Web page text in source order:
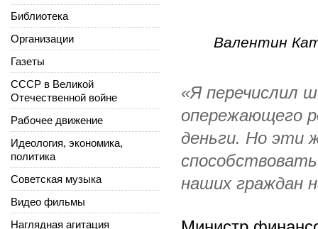
Валентин
«Я перечислил
опережающего
деньги. Но эти
наших граждан
Библиотека
Организации
Газеты
СССР в Великой
Отечественной войне
Рабочее движение
Идеология, экономика,
политика
Советская музыка
Видео фильмы
Наглядная агитация